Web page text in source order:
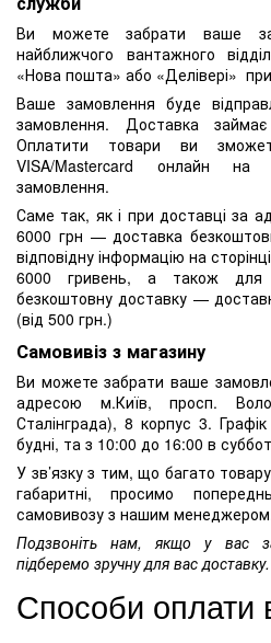
Ви можете забрати ваше
найближчого вантажного
«Нова пошта» або «Делівері»
Ваше замовлення буде
замовлення. Доставка
Оплатити товари ви
VISA/Mastercard онлайн на
замовлення.
Саме так, як і при доставці за
6000 грн — доставка
відповідну інформацію на
6000 гривень, а також для
безкоштовну доставку —
(від 500 грн.)
Самовивіз з магазину
Ви можете забрати ваше
адресою м.Київ, просп.
Сталінграда), 8 корпус 3.
будні, та з 10:00 до 16:00 в
У зв’язку з тим, що багато
габаритні, просимо
самовивозу з нашим
Подзвоніть нам, якщо у вас
підберемо зручну для вас доставку.
Способи оплати